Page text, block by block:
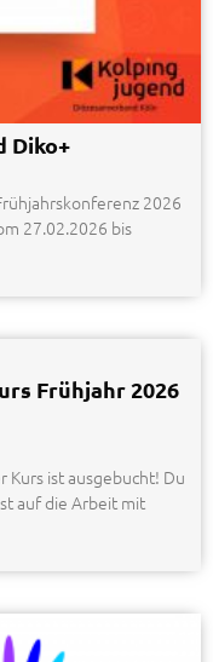
Diko+
2026
27.02.2026 bis
Frühjahr 2026
ist ausgebucht! Du
auf die Arbeit mit